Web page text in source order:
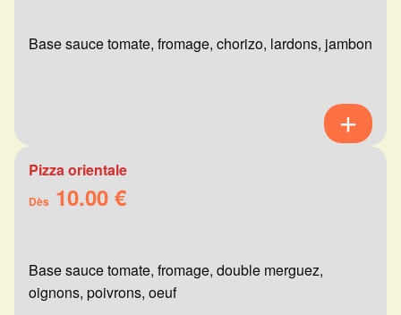
Base sauce tomate, fromage, chorizo, lardons, jambon
Pizza orientale
Dès 10.00 €
Base sauce tomate, fromage, double merguez,
oignons, poivrons, oeuf